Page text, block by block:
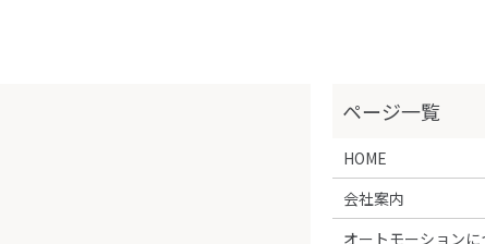
HOME
会社案内
オートモーションに